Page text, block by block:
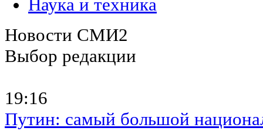
Наука и техника
Новости СМИ2
Выбор редакции
19:16
Путин: самый большой